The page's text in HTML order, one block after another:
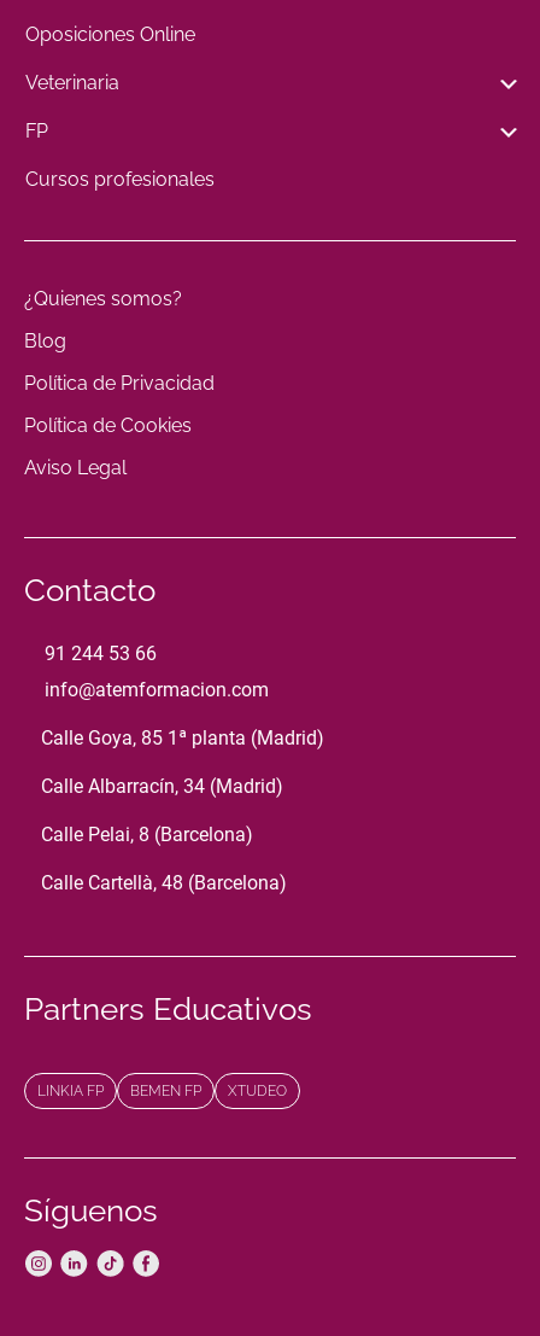
Oposiciones Online
Veterinaria
FP
Cursos profesionales
¿Quienes somos?
Blog
Política de Privacidad
Política de Cookies
Aviso Legal
Contacto
91 244 53 66
info@atemformacion.com
Calle Goya, 85 1ª planta (Madrid)
Calle Albarracín, 34 (Madrid)
Calle Pelai, 8 (Barcelona)
Calle Cartellà, 48 (Barcelona)
Partners Educativos
LINKIA FP BEMEN FP XTUDEO
Síguenos